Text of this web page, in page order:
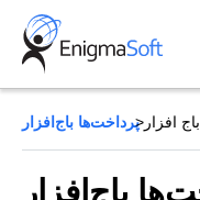
Skip
content
باج افزار